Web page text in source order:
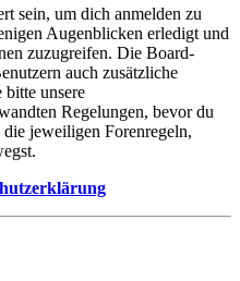
sein, um dich anmelden zu
Augenblicken erledigt und
zuzugreifen. Die Board-
auch zusätzliche
bitte unsere
Regelungen, bevor du
jeweiligen Forenregeln,